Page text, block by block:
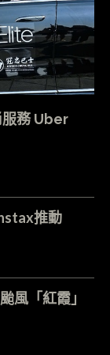
務 Uber
推動
風「紅霞」